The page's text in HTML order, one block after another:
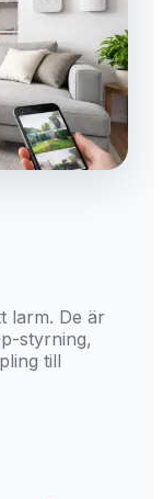
larm. De är
styrning,
till